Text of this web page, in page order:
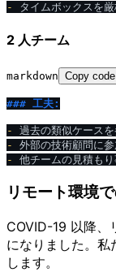
-
2 人チーム
markdown Copy code
### 工夫:
-
-
-
リモート環境
COVID-19 以降、
になりました。私
します。